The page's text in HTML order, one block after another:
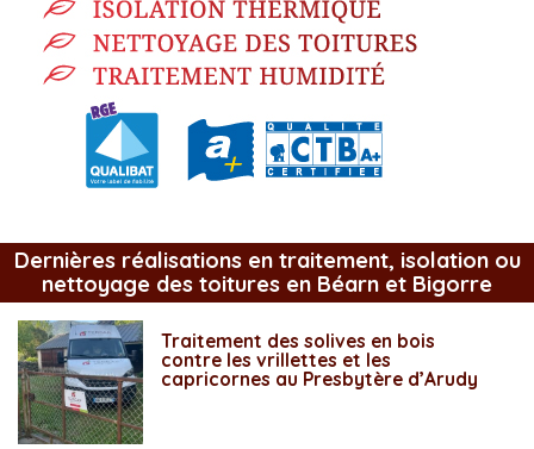
Dernières réalisations en traitement, isolation ou
nettoyage des toitures en Béarn et Bigorre
Traitement des solives en bois
contre les vrillettes et les
capricornes au Presbytère d’Arudy